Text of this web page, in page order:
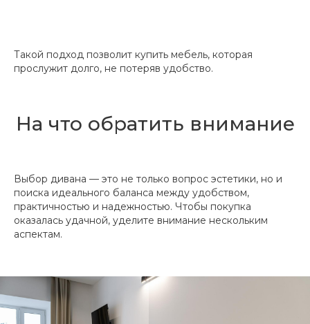
Такой подход позволит купить мебель, которая
прослужит долго, не потеряв удобство.
На что обратить внимание
Выбор дивана — это не только вопрос эстетики, но и
поиска идеального баланса между удобством,
практичностью и надежностью. Чтобы покупка
оказалась удачной, уделите внимание нескольким
аспектам.